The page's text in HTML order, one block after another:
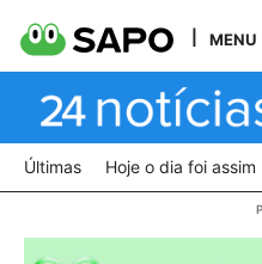
MENU
Últimas Hoje o dia foi assim